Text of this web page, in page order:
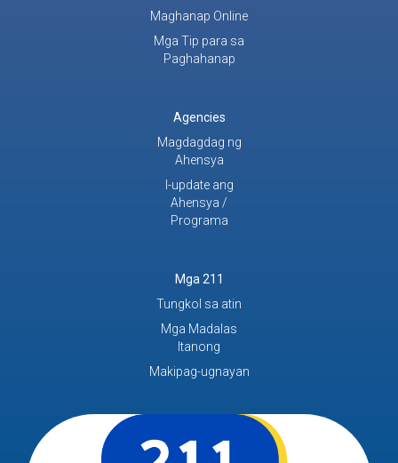
Maghanap Online
Mga Tip para sa
Paghahanap
Agencies
Magdagdag ng
Ahensya
I-update ang
Ahensya /
Programa
Mga 211
Tungkol sa atin
Mga Madalas
Itanong
Makipag-ugnayan